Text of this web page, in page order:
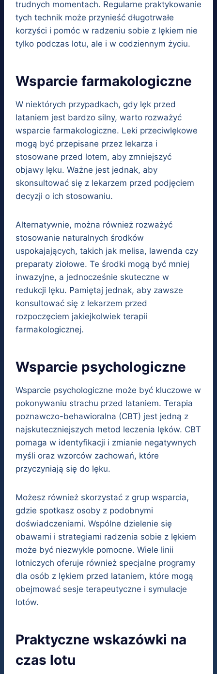
trudnych momentach. Regularne praktykowanie
tych technik może przynieść długotrwałe
korzyści i pomóc w radzeniu sobie z lękiem nie
tylko podczas lotu, ale i w codziennym życiu.
Wsparcie farmakologiczne
W niektórych przypadkach, gdy lęk przed
lataniem jest bardzo silny, warto rozważyć
wsparcie farmakologiczne. Leki przeciwlękowe
mogą być przepisane przez lekarza i
stosowane przed lotem, aby zmniejszyć
objawy lęku. Ważne jest jednak, aby
skonsultować się z lekarzem przed podjęciem
decyzji o ich stosowaniu.
Alternatywnie, można również rozważyć
stosowanie naturalnych środków
uspokajających, takich jak melisa, lawenda czy
preparaty ziołowe. Te środki mogą być mniej
inwazyjne, a jednocześnie skuteczne w
redukcji lęku. Pamiętaj jednak, aby zawsze
konsultować się z lekarzem przed
rozpoczęciem jakiejkolwiek terapii
farmakologicznej.
Wsparcie psychologiczne
Wsparcie psychologiczne może być kluczowe w
pokonywaniu strachu przed lataniem. Terapia
poznawczo-behawioralna (CBT) jest jedną z
najskuteczniejszych metod leczenia lęków. CBT
pomaga w identyfikacji i zmianie negatywnych
myśli oraz wzorców zachowań, które
przyczyniają się do lęku.
Możesz również skorzystać z grup wsparcia,
gdzie spotkasz osoby z podobnymi
doświadczeniami. Wspólne dzielenie się
obawami i strategiami radzenia sobie z lękiem
może być niezwykle pomocne. Wiele linii
lotniczych oferuje również specjalne programy
dla osób z lękiem przed lataniem, które mogą
obejmować sesje terapeutyczne i symulacje
lotów.
Praktyczne wskazówki na
czas lotu